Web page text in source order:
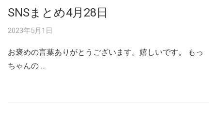
SNSまとめ4月28日
2023年5月1日
お褒めの言葉ありがとうございます。嬉しいです。 もっ
ちゃんの …